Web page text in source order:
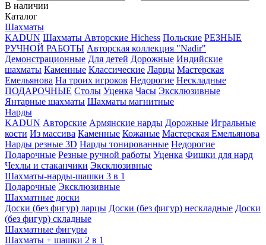
В наличии
Каталог
Шахматы
KADUN Шахматы Авторские Hichess Польские РЕЗНЫЕ
РУЧНОЙ РАБОТЫ Авторская коллекция "Nadir"
Демонстрационные Для детей Дорожные Индийские
шахматы Каменные Классические Ларцы Мастерская
Емельянова На троих игроков Недорогие Нескладные
ПОДАРОЧНЫЕ Столы Уценка Часы Эксклюзивные
Янтарные шахматы Шахматы магнитные
Нарды
KADUN Авторские Армянские нарды Дорожные Игральные
кости Из массива Каменные Кожаные Мастерская Емельянова
Нарды резные 3D Нарды тонированные Недорогие
Подарочные Резные ручной работы Уценка Фишки для нард
Чехлы и стаканчики Эксклюзивные
Шахматы-нарды-шашки 3 в 1
Подарочные Эксклюзивные
Шахматные доски
Доски (без фигур) ларцы Доски (без фигур) нескладные Доски
(без фигур) складные
Шахматные фигуры
Шахматы + шашки 2 в 1